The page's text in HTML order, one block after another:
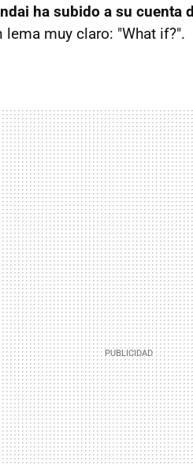
ha subido a su cuenta
lema muy claro: "What if?".